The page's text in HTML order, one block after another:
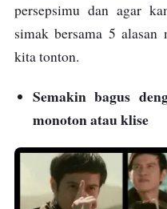
persepsimu dan agar
simak bersama 5 alasan
kita tonton.
Semakin bagus
monoton atau klise